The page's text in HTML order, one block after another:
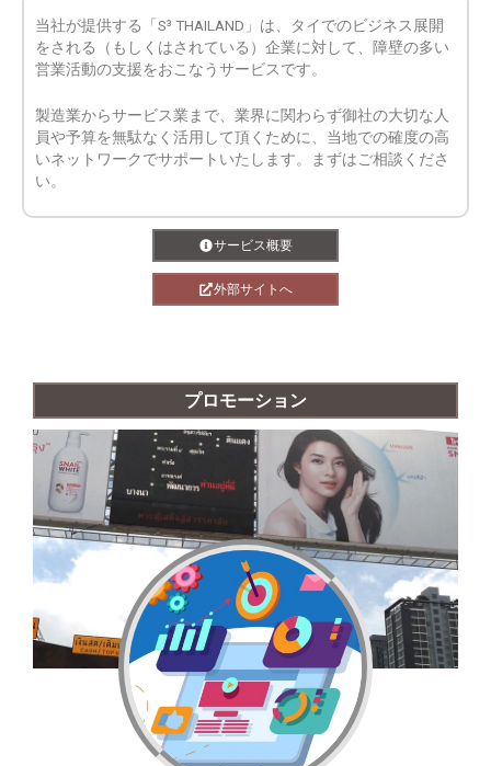
当社が提供する「S³ THAILAND」は、タイでのビジネス展開
をされる（もしくはされている）企業に対して、障壁の多い
営業活動の支援をおこなうサービスです。
製造業からサービス業まで、業界に関わらず御社の大切な人
員や予算を無駄なく活用して頂くために、当地での確度の高
いネットワークでサポートいたします。まずはご相談くださ
い。
サービス概要
外部サイトへ
プロモーション